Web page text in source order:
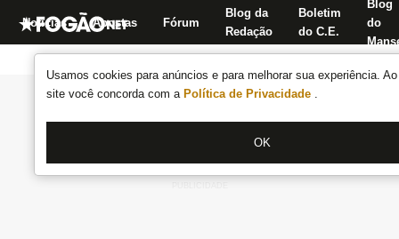
Usamos cookies para anúncios e para melhorar sua experiência.
site você concorda com a Política de Privacidade .
OK
Notícias Apostas Fórum
Blog da
Redação
Boletim
do C.E.
Blog
do